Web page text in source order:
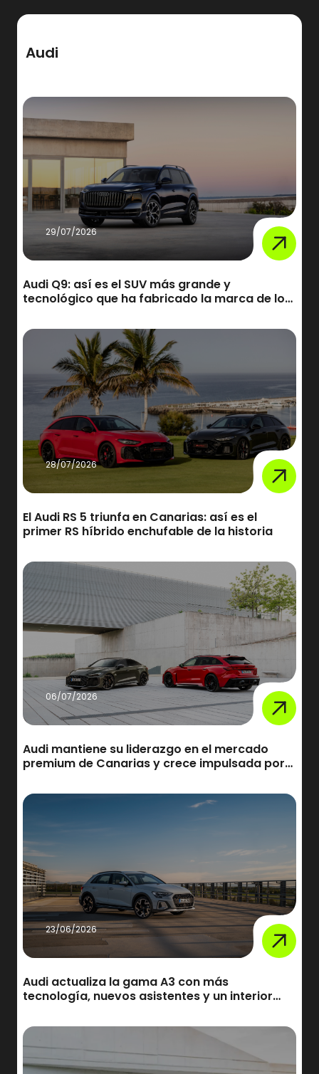
Audi
29/07/2026
Audi Q9: así es el SUV más grande y
tecnológico que ha fabricado la marca de los
28/07/2026
El Audi RS 5 triunfa en Canarias: así es el
primer RS híbrido enchufable de la historia
06/07/2026
Audi mantiene su liderazgo en el mercado
premium de Canarias y crece impulsada por
23/06/2026
Audi actualiza la gama A3 con más
tecnología, nuevos asistentes y un interior